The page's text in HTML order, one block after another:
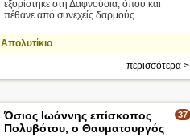
εξορίστηκε στη Δαφνούσια, όπου και
πέθανε από συνεχείς δαρμούς.
Απολυτίκιο
περισσότερα >
37
Όσιος Ιωάννης επίσκοπος
Πολυβότου, ο Θαυματουργός